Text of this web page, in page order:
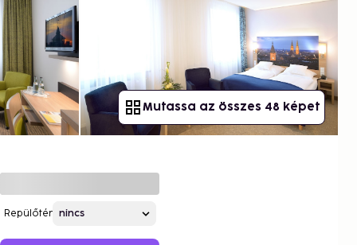
Mutassa az összes 48 képet
Repülőtér